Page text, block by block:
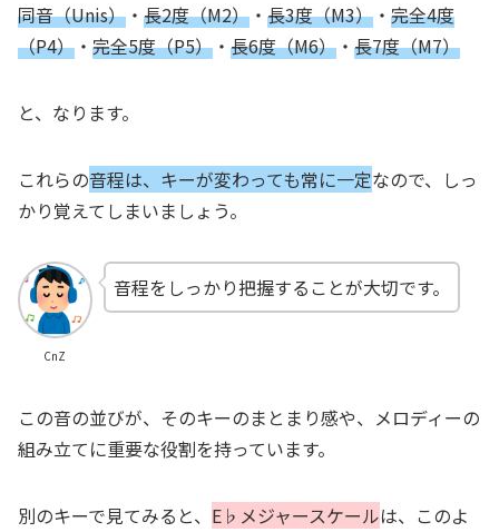
同音（Unis） ・ 長2度（M2） ・ 長3度（M3） ・ 完全4度
（P4） ・ 完全5度（P5） ・ 長6度（M6） ・ 長7度（M7）
と、なります。
これらの音程は、キーが変わっても常に一定なので、しっ
かり覚えてしまいましょう。
CnZ
音程をしっかり把握することが大切です。
この音の並びが、そのキーのまとまり感や、メロディーの
組み立てに重要な役割を持っています。
別のキーで見てみると、 E♭メジャースケールは、このよ